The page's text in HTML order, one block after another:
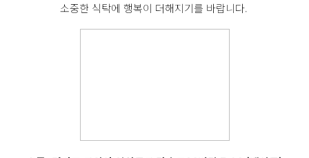
소중한 식탁에 행복이 더해지기를 바랍니다.